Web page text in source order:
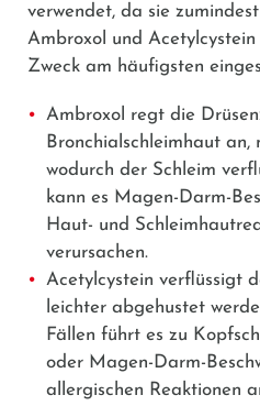
verwendet, da sie
Ambroxol und Acetylcystein
Zweck am häufigsten
Ambroxol regt die
Bronchialschleimhaut an,
wodurch der Schleim
kann es Magen-Darm-
Haut- und
verursachen.
Acetylcystein verflüssigt
leichter abgehustet
Fällen führt es zu
oder Magen-Darm-
allergischen Reaktionen